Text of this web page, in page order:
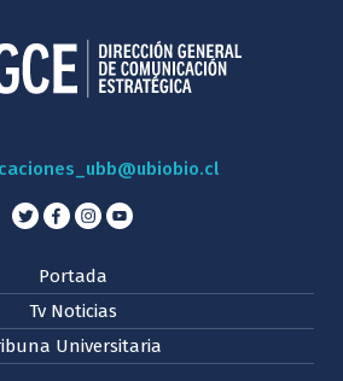
Portada
Tv Noticias
Universitaria